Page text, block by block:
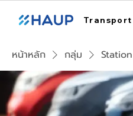
Transport
หน้าหลัก กลุ่ม